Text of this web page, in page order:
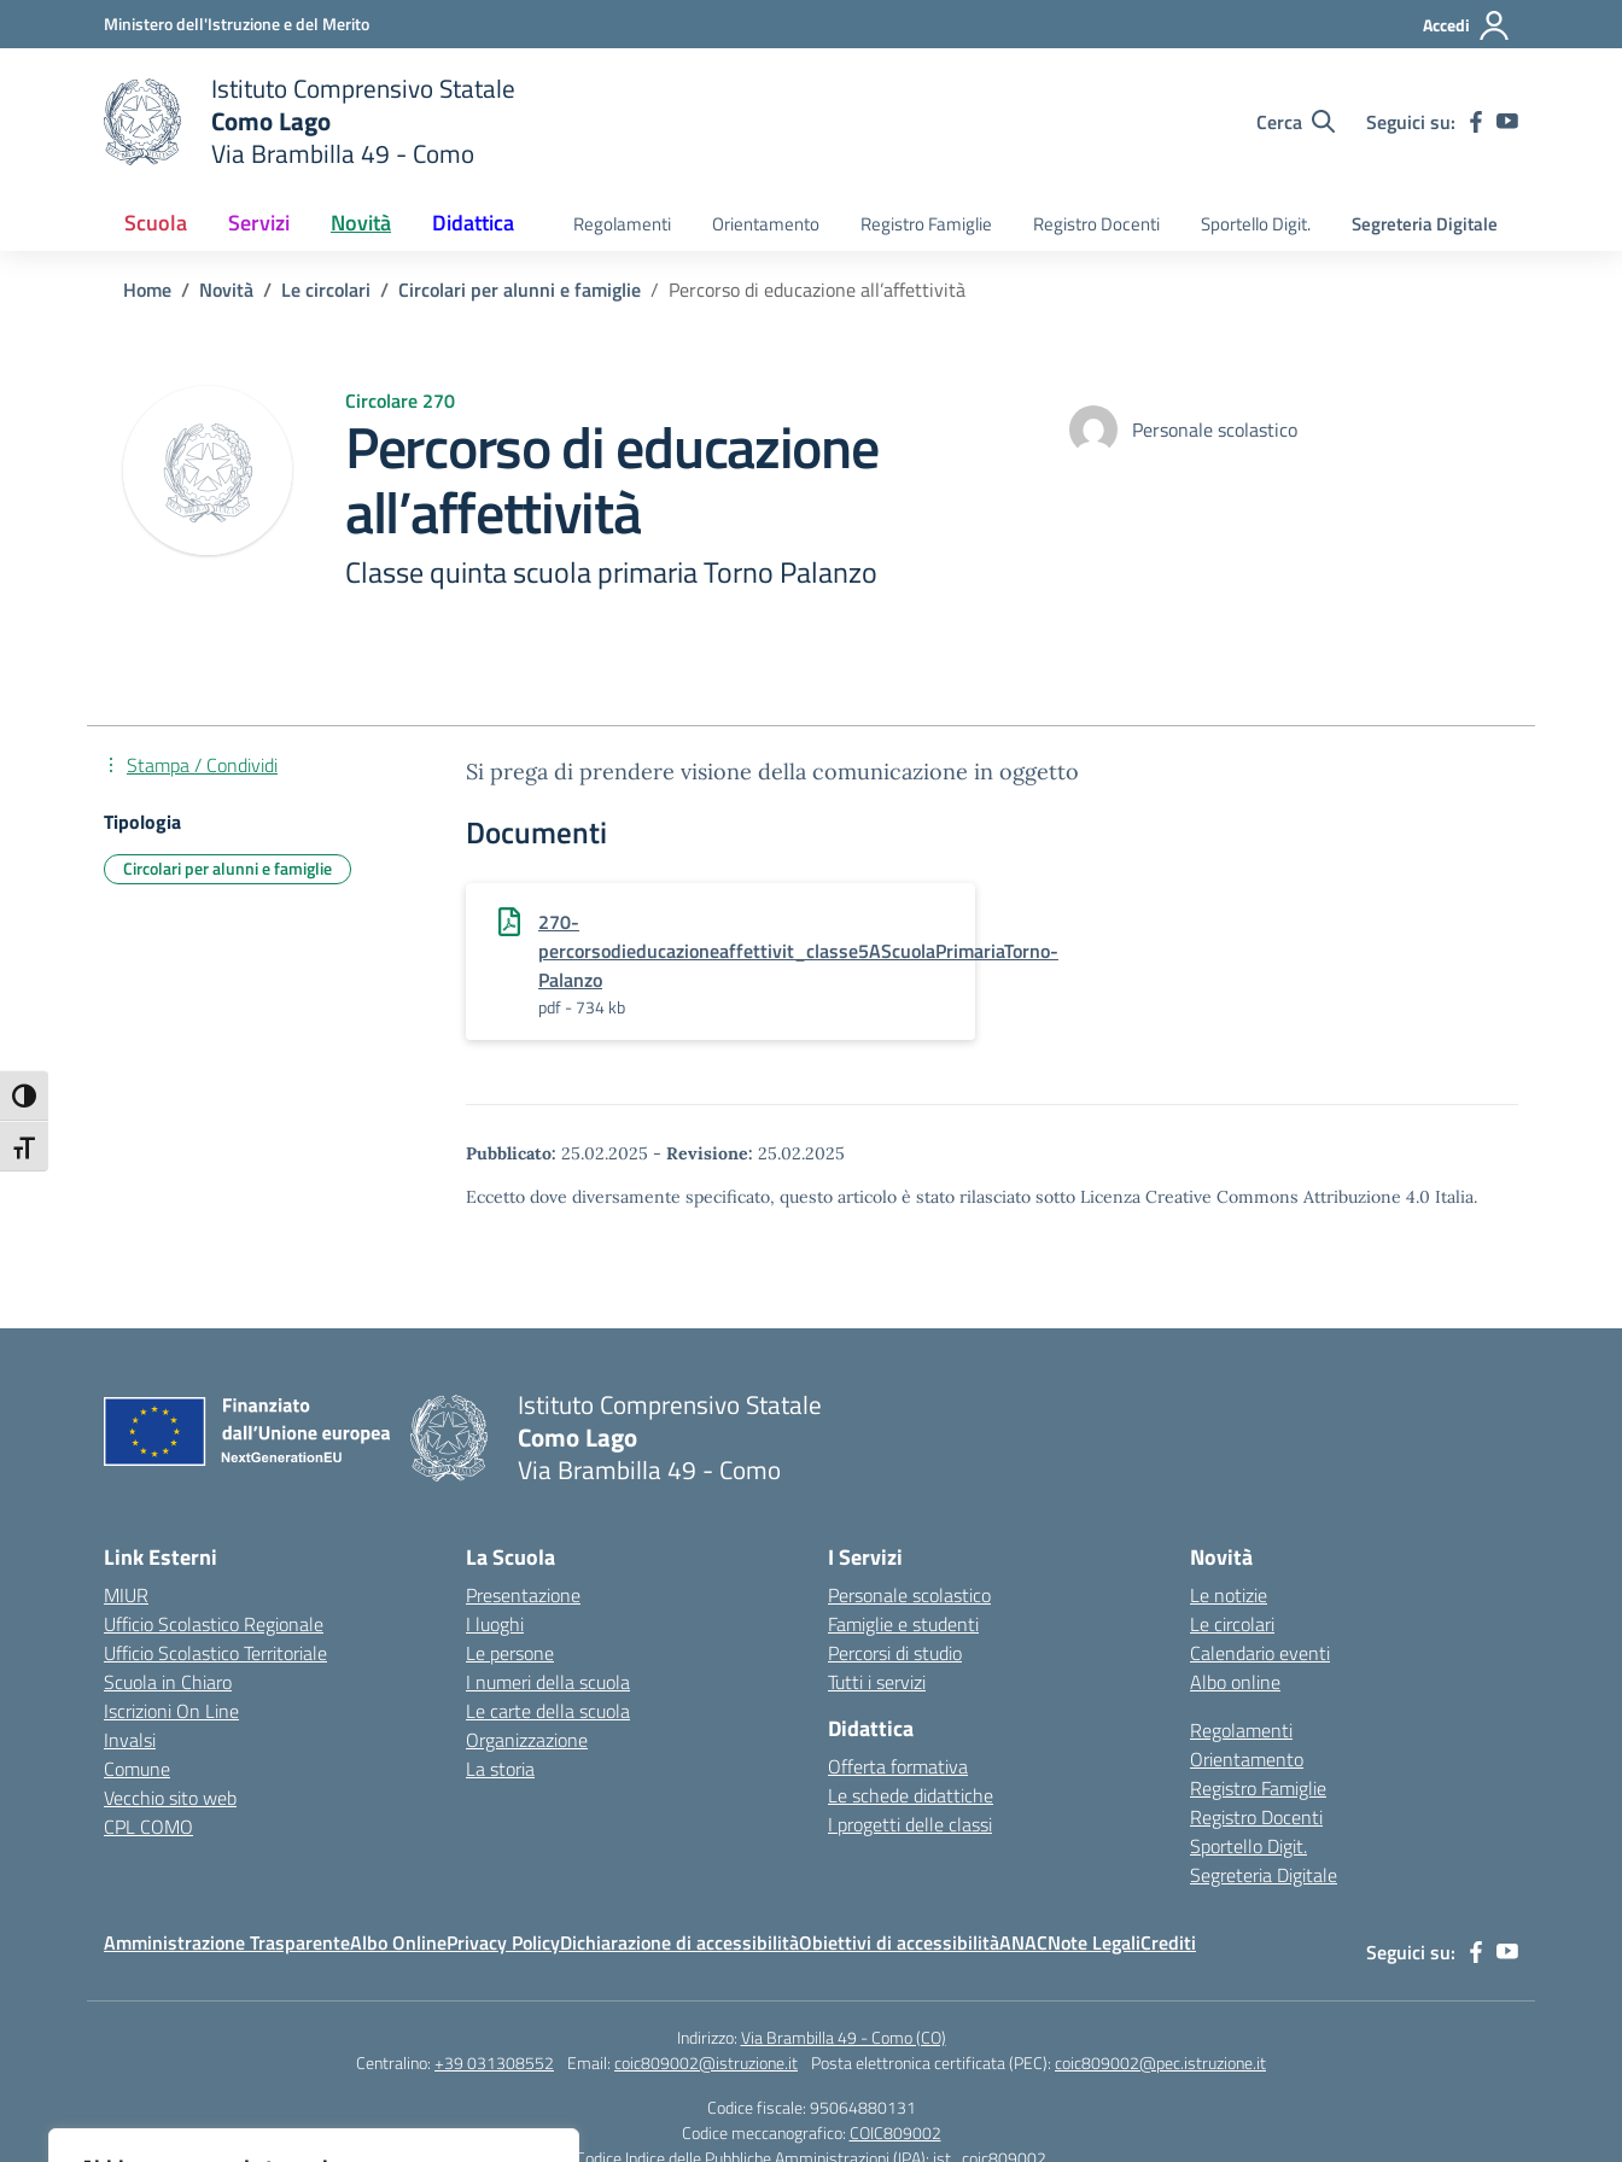
Attiva/disattiva alto contrasto
Attiva/disattiva dimensione testo
Vai ai contenuti
Vai al menu di navigazioneMinistero dell'Istruzione e del Merito Accedi
scuola
Istituto Comprensivo Statale
Como Lago
Via Brambilla 49 - Como
Cerca Seguici su:
Scuola Servizi Novità Didattica Regolamenti Orientamento Registro Famiglie Registro Docenti Sportello Digit. Segreteria Digitale
Home Novità Le circolari Circolari per alunni e famiglie Percorso di educazione all’affettività
Circolare 270
Percorso di educazione
all’affettività
Classe quinta scuola primaria Torno Palanzo
Personale scolastico
Si prega di prendere visione della comunicazione in oggetto
Documenti
270-
percorsodieducazioneaffettivit_classe5AScuolaPrimariaTorno-
Palanzo
pdf - 734 kb
Pubblicato: 25.02.2025 - Revisione: 25.02.2025
Eccetto dove diversamente specificato, questo articolo è stato rilasciato sotto Licenza Creative Commons Attribuzione 4.0 Italia.
Stampa / Condividi
Tipologia
Circolari per alunni e famiglie
Istituto Comprensivo Statale
Como Lago
Via Brambilla 49 - Como
Link Esterni
MIUR
Ufficio Scolastico Regionale
Ufficio Scolastico Territoriale
Scuola in Chiaro
Iscrizioni On Line
Invalsi
Comune
Vecchio sito web
CPL COMO
La Scuola
Presentazione
I luoghi
Le persone
I numeri della scuola
Le carte della scuola
Organizzazione
La storia
I Servizi
Personale scolastico
Famiglie e studenti
Percorsi di studio
Tutti i servizi
Didattica
Offerta formativa
Le schede didattiche
I progetti delle classi
Novità
Le notizie
Le circolari
Calendario eventi
Albo online
Regolamenti
Orientamento
Registro Famiglie
Registro Docenti
Sportello Digit.
Segreteria Digitale
Amministrazione TrasparenteAlbo OnlinePrivacy PolicyDichiarazione di accessibilitàObiettivi di accessibilitàANACNote LegaliCrediti Seguici su:
Indirizzo:Via Brambilla 49 - Como (CO)
Centralino:+39 031308552 Email:coic809002@istruzione.it Posta elettronica certificata (PEC):coic809002@pec.istruzione.it
Codice fiscale: 95064880131
Codice meccanografico: COIC809002